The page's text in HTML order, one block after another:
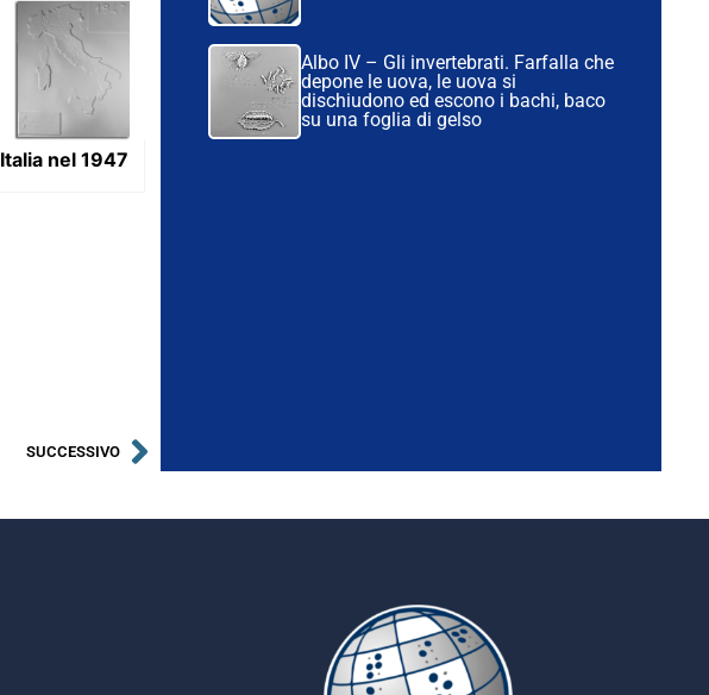
Italia nel 1947
SUCCESSIVO
Albo IV – Gli invertebrati. Farfalla che
depone le uova, le uova si
dischiudono ed escono i bachi, baco
su una foglia di gelso